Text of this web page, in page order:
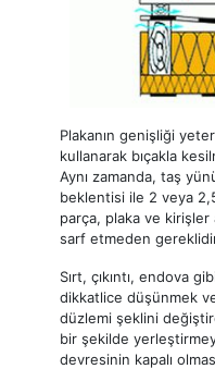
Plakanın genişliği
kullanarak bıçakla
Aynı zamanda, taş
beklentisi ile 2 veya
parça, plaka ve kirişler
sarf etmeden
Sırt, çıkıntı, endova
dikkatlice düşünmek
düzlemi şeklini
bir şekilde
devresinin kapalı